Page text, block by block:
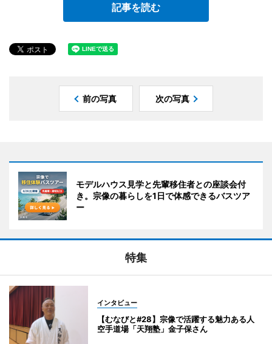
記事を読む
前の写真 次の写真
モデルハウス見学と先輩移住者との座談会付
き。宗像の暮らしを1日で体感できるバスツア
ー
特集
インタビュー
【むなびと#28】宗像で活躍する魅力ある人
空手道場「天翔塾」金子保さん